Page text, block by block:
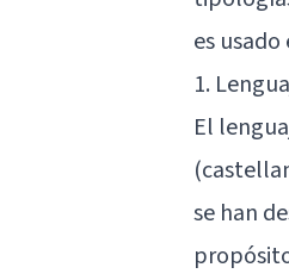
es
1.
El
se han